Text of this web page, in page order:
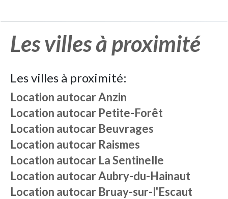
Les villes à proximité
Les villes à proximité:
Location autocarAnzin
Location autocar Petite-Forêt
Location autocar Beuvrages
Location autocar Raismes
Location autocar La Sentinelle
Location autocarAubry-du-Hainaut
Location autocar Bruay-sur-l'Escaut